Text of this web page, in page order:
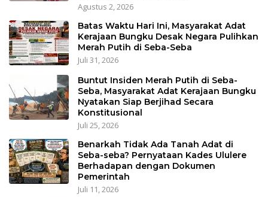
Agustus 2, 2026
Batas Waktu Hari Ini, Masyarakat Adat
Kerajaan Bungku Desak Negara Pulihkan
Merah Putih di Seba-Seba
Juli 31, 2026
Buntut Insiden Merah Putih di Seba-
Seba, Masyarakat Adat Kerajaan Bungku
Nyatakan Siap Berjihad Secara
Konstitusional
Juli 25, 2026
Benarkah Tidak Ada Tanah Adat di
Seba-seba? Pernyataan Kades Ululere
Berhadapan dengan Dokumen
Pemerintah
Juli 11, 2026